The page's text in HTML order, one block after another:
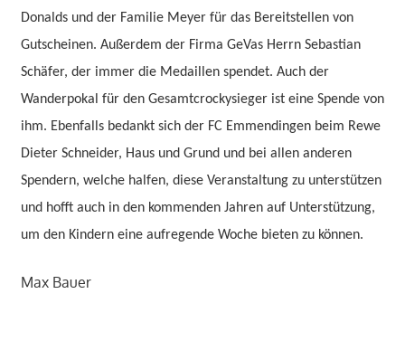
Donalds und der Familie Meyer für das Bereitstellen von
Gutscheinen. Außerdem der Firma GeVas Herrn Sebastian
Schäfer, der immer die Medaillen spendet. Auch der
Wanderpokal für den Gesamtcrockysieger ist eine Spende von
ihm. Ebenfalls bedankt sich der FC Emmendingen beim Rewe
Dieter Schneider, Haus und Grund und bei allen anderen
Spendern, welche halfen, diese Veranstaltung zu unterstützen
und hofft auch in den kommenden Jahren auf Unterstützung,
um den Kindern eine aufregende Woche bieten zu können.
Max Bauer